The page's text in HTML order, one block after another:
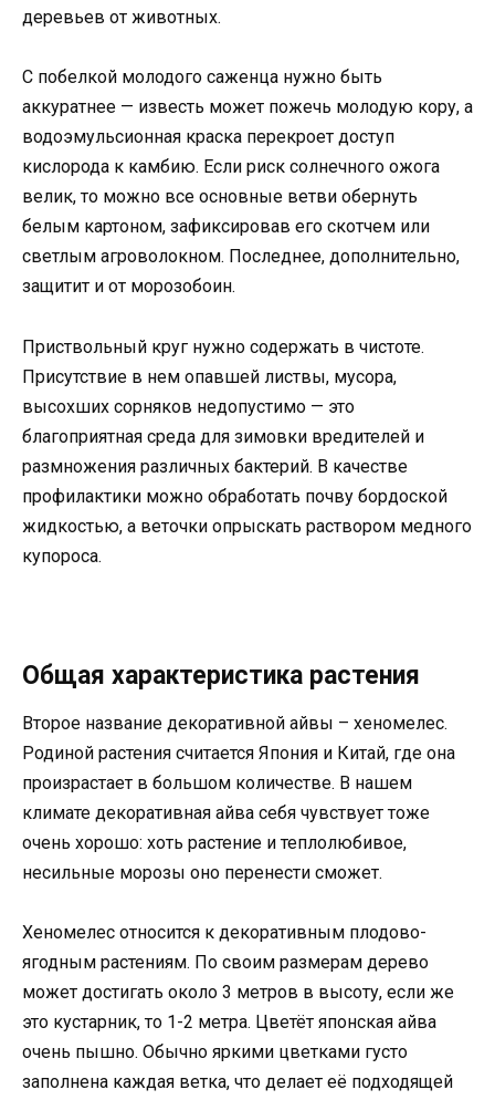
деревьев от животных.
С побелкой молодого саженца нужно быть
аккуратнее — известь может пожечь молодую кору, а
водоэмульсионная краска перекроет доступ
кислорода к камбию. Если риск солнечного ожога
велик, то можно все основные ветви обернуть
белым картоном, зафиксировав его скотчем или
светлым агроволокном. Последнее, дополнительно,
защитит и от морозобоин.
Приствольный круг нужно содержать в чистоте.
Присутствие в нем опавшей листвы, мусора,
высохших сорняков недопустимо — это
благоприятная среда для зимовки вредителей и
размножения различных бактерий. В качестве
профилактики можно обработать почву бордоской
жидкостью, а веточки опрыскать раствором медного
купороса.
Общая характеристика растения
Второе название декоративной айвы – хеномелес.
Родиной растения считается Япония и Китай, где она
произрастает в большом количестве. В нашем
климате декоративная айва себя чувствует тоже
очень хорошо: хоть растение и теплолюбивое,
несильные морозы оно перенести сможет.
Хеномелес относится к декоративным плодово-
ягодным растениям. По своим размерам дерево
может достигать около 3 метров в высоту, если же
это кустарник, то 1-2 метра. Цветёт японская айва
очень пышно. Обычно яркими цветками густо
заполнена каждая ветка, что делает её подходящей